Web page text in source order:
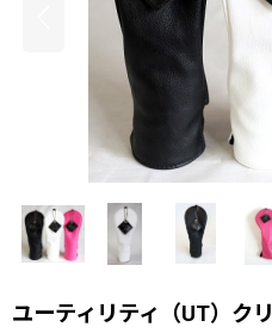
ユーティリティ（UT）ク